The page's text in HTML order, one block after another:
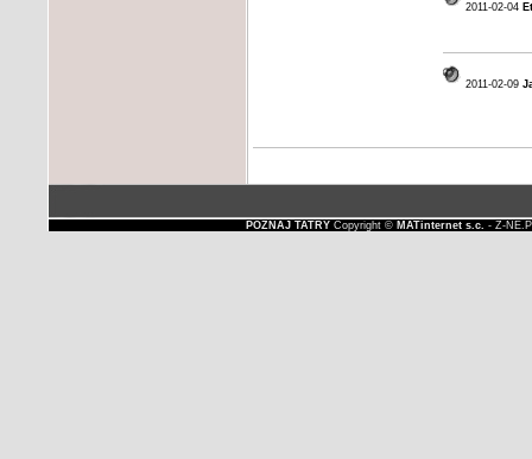
2011-02-04
2011-02-09
POZNAJ TATRYCopyright © MATinternet s.c. - Z-